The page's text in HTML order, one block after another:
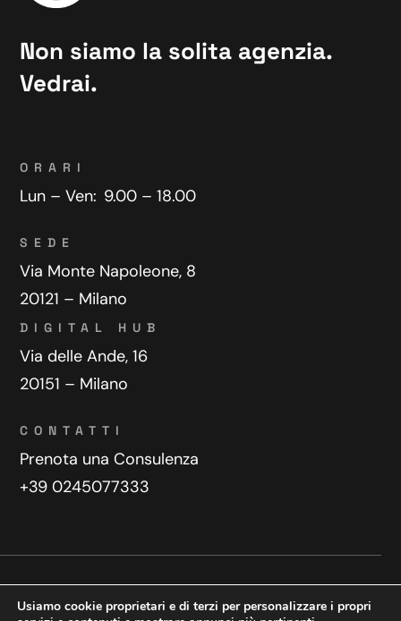
Non siamo la solita agenzia.
Vedrai.
ORARI
Lun – Ven: 9.00 – 18.00
SEDE
Via Monte Napoleone, 8
20121 – Milano
DIGITAL HUB
Via delle Ande, 16
20151 – Milano
CONTATTI
Prenota una Consulenza
+39 0245077333
Copyright © 2025 WeDoDigital
Usiamo cookie proprietari e di terzi per personalizzare i propri